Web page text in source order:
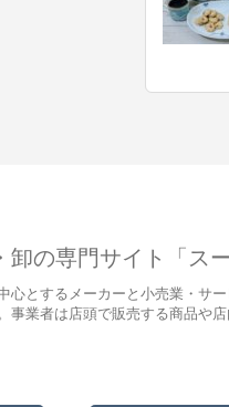
の専門サイト「ス
心とするメーカーと小売業・サ
事業者は店頭で販売する商品や